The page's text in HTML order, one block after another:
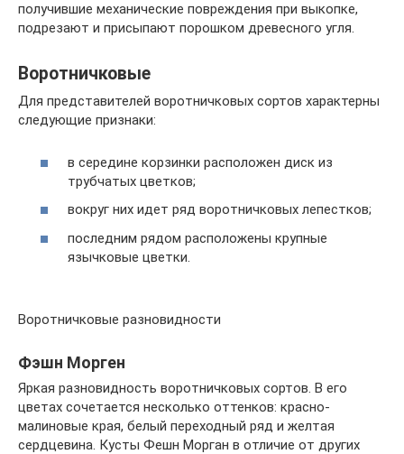
получившие механические повреждения при выкопке,
подрезают и присыпают порошком древесного угля.
Воротничковые
Для представителей воротничковых сортов характерны
следующие признаки:
в середине корзинки расположен диск из
трубчатых цветков;
вокруг них идет ряд воротничковых лепестков;
последним рядом расположены крупные
язычковые цветки.
Воротничковые разновидности
Фэшн Морген
Яркая разновидность воротничковых сортов. В его
цветах сочетается несколько оттенков: красно-
малиновые края, белый переходный ряд и желтая
сердцевина. Кусты Фешн Морган в отличие от других